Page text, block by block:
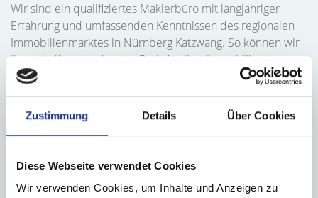
Zustimmung Details Über Cookies
Diese Webseite verwendet Cookies
Wir verwenden Cookies, um Inhalte und Anzeigen zu
Wir sind ein qualifiziertes Maklerbüro mit langjähriger
Erfahrung und umfassenden Kenntnissen des regionalen
Immobilienmarktes in Nürnberg Katzwang. So können wir
Ihnen helfen, den besten Preis für Ihre Immobilie zu
erzielen.
Wie schnell kann ich meine Immobilie